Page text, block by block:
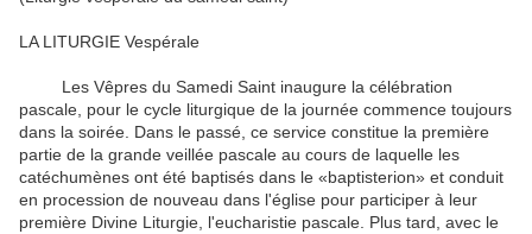
LA LITURGIE Vespérale
Les Vêpres du Samedi Saint inaugure la célébration
pascale, pour le cycle liturgique de la journée commence toujours
dans la soirée. Dans le passé, ce service constitue la première
partie de la grande veillée pascale au cours de laquelle les
catéchumènes ont été baptisés dans le «baptisterion» et conduit
en procession de nouveau dans l'église pour participer à leur
première Divine Liturgie, l'eucharistie pascale. Plus tard, avec le